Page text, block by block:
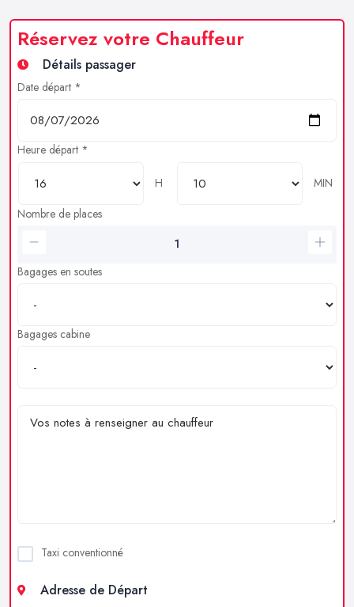
Réservez votre Chauffeur
Détails passager
Date départ *
Heure départ *
H
MIN
Nombre de places
Bagages en soutes
Bagages cabine
Taxi conventionné
Adresse de Départ